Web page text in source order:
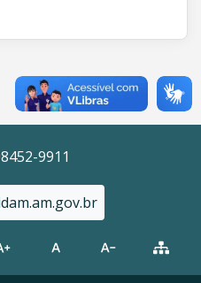
9911